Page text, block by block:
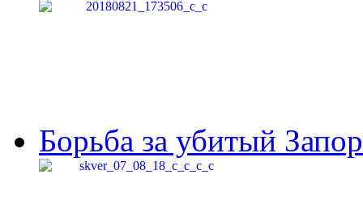
Борьба за убитый